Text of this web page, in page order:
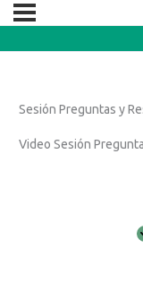
Sesión Preguntas y
Video Sesión